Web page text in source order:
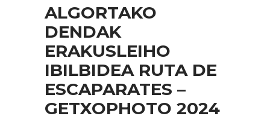
ALGORTAKO
DENDAK
ERAKUSLEIHO
IBILBIDEA RUTA DE
ESCAPARATES –
GETXOPHOTO 2024